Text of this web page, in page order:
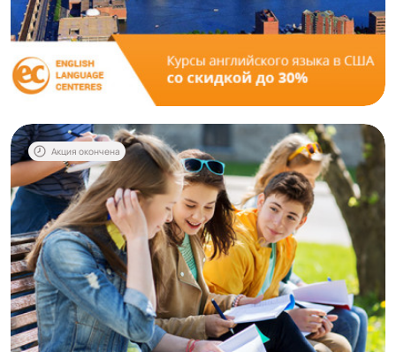
Акция окончена